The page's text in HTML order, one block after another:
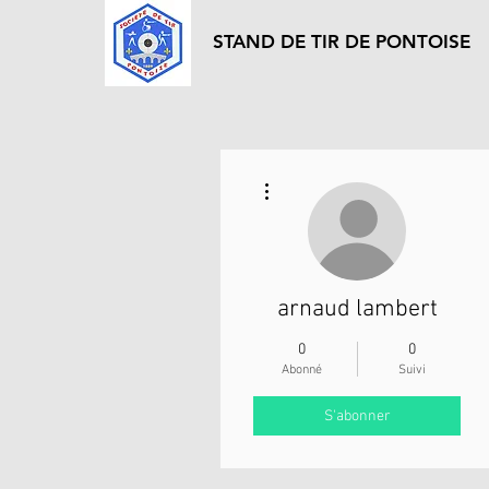
STAND DE TIR DE PONTOISE
arnaud lambert
0
Abonné
0
Suivi
S'abonner